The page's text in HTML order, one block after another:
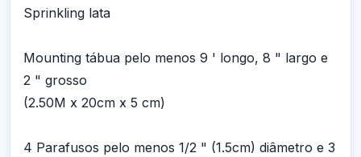
Sprinkling lata
Mounting tábua pelo menos 9 ' longo, 8 " largo e
2 " grosso
(2.50M x 20cm x 5 cm)
4 Parafusos pelo menos 1/2 " (1.5cm) diâmetro e 3